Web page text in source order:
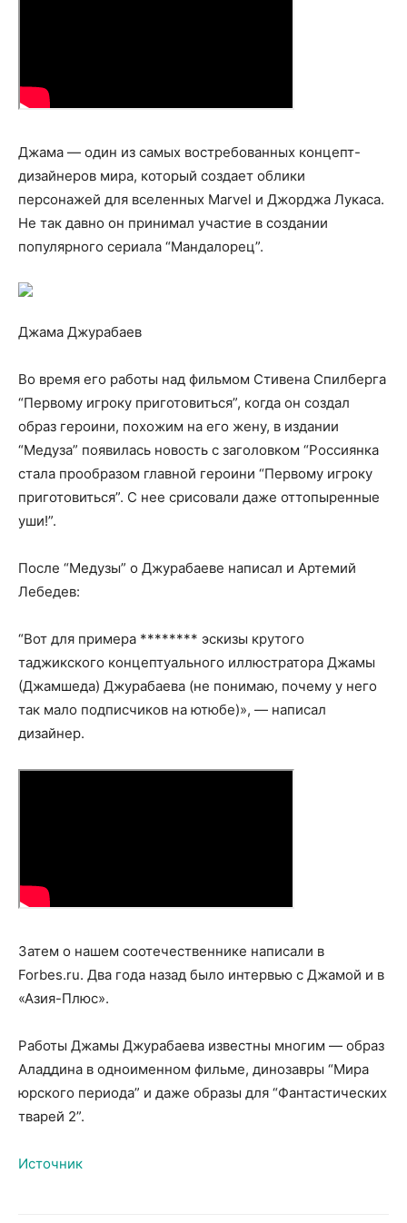
Джама — один из самых востребованных концепт-
дизайнеров мира, который создает облики
персонажей для вселенных Marvel и Джорджа Лукаса.
Не так давно он принимал участие в создании
популярного сериала “Мандалорец”.
Джама Джурабаев
Во время его работы над фильмом Стивена Спилберга
“Первому игроку приготовиться”, когда он создал
образ героини, похожим на его жену, в издании
“Медуза” появилась новость с заголовком “Россиянка
стала прообразом главной героини “Первому игроку
приготовиться”. С нее срисовали даже оттопыренные
уши!”.
После “Медузы” о Джурабаеве написал и Артемий
Лебедев:
“Вот для примера ******** эскизы крутого
таджикского концептуального иллюстратора Джамы
(Джамшеда) Джурабаева (не понимаю, почему у него
так мало подписчиков на ютюбе)», — написал
дизайнер.
Затем о нашем соотечественнике написали в
Forbes.ru. Два года назад было интервью с Джамой и в
«Азия-Плюс».
Работы Джамы Джурабаева известны многим — образ
Аладдина в одноименном фильме, динозавры “Мира
юрского периода” и даже образы для “Фантастических
тварей 2”.
Источник